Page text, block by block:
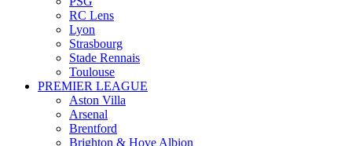
RC Lens
Lyon
Strasbourg
Stade Rennais
Toulouse
PREMIER LEAGUE
Aston Villa
Arsenal
Brentford
Brighton & Hove Albion